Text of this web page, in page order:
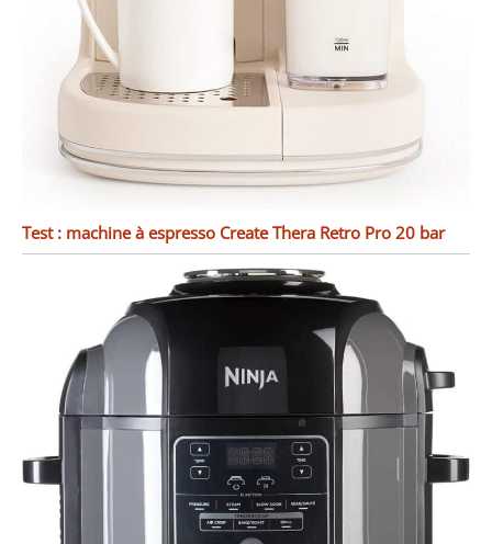
Test : machine à espresso Create Thera Retro Pro 20 bar